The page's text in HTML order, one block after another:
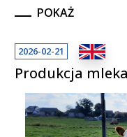
POKAŻ
2026-02-21
Produkcja